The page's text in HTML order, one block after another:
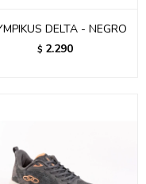
DELTA - NEGRO
$ 2.290